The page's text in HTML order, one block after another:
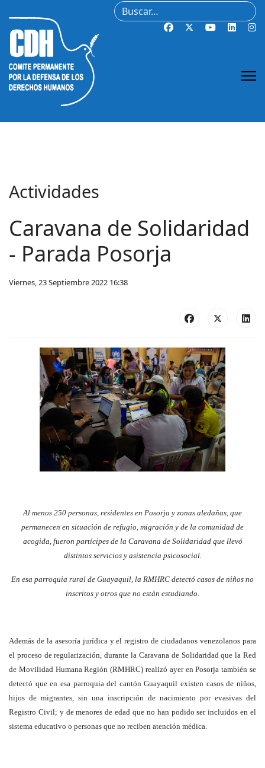
Buscar
Actividades
Caravana de Solidaridad
- Parada Posorja
Viernes, 23 Septiembre 2022 16:38
Al menos 250 personas, residentes en Posorja y zonas aledañas, que
permanecen en situación de refugio, migración y de la comunidad de
acogida, fueron partícipes de la Caravana de Solidaridad que llevó
distintos servicios y asistencia psicosocial.
En esa parroquia rural de Guayaquil, la RMHRC detectó casos de niños no
inscritos y otros que no están estudiando.
Además de la asesoría jurídica y el registro de ciudadanos venezolanos para
el proceso de regularización, durante la Caravana de Solidaridad que la Red
de Movilidad Humana Región (RMHRC) realizó ayer en Posorja también se
detectó que en esa parroquia del cantón Guayaquil existen casos de niños,
hijos de migrantes, sin una inscripción de nacimiento por evasivas del
Registro Civil; y de menores de edad que no han podido ser incluidos en el
sistema educativo o personas que no reciben atención médica.